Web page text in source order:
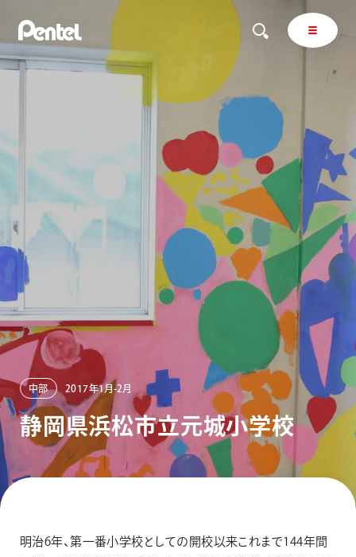
エナージェル サインペン オレンズ
商品を探す
商品を探すトップ
マーカー
シャープペン
消し具
ブラッシュ（筆）
その他
ぺんてるについて
ぺんてるについてトップ
メッセージ
採用情報
中部 2017年1月-2月
静 岡県浜松市立元城小学校
明治6年、第一番小学校としての開校以来これまで144年間